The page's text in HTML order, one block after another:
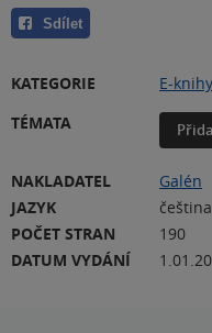
Sdílet
KATEGORIE E-knihy
TÉMATA
NAKLADATEL
Galén
JAZYK
čeština
POČET STRAN
190
DATUM VYDÁNÍ